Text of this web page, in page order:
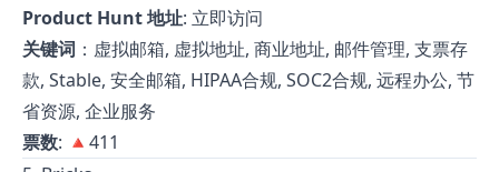
Product Hunt 地址: 立即访问
关键词 ：虚拟邮箱, 虚拟地址, 商业地址, 邮件管理, 支票存
款, Stable, 安全邮箱, HIPAA合规, SOC2合规, 远程办公, 节
省资源, 企业服务
票数: 🔺411